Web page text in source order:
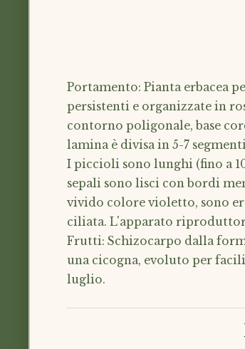
Portamento: Pianta erbacea
persistenti e organizzate in
contorno poligonale, base
lamina è divisa in 5-7
I piccioli sono lunghi (fino a
sepali sono lisci con bordi
vivido colore violetto, sono
ciliata. L'apparato
Frutti: Schizocarpo dalla
una cicogna, evoluto per
luglio.